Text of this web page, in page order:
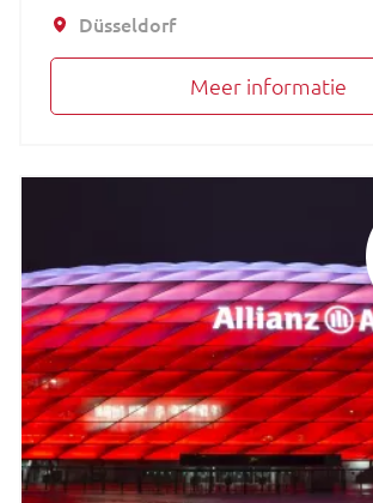
Düsseldorf
Meer informatie